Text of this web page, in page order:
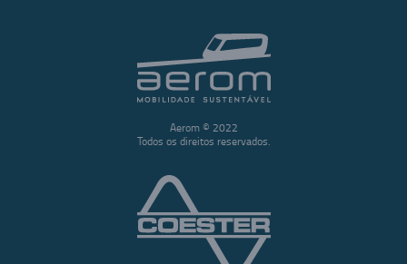
Aerom © 2022
Todos os direitos reservados.